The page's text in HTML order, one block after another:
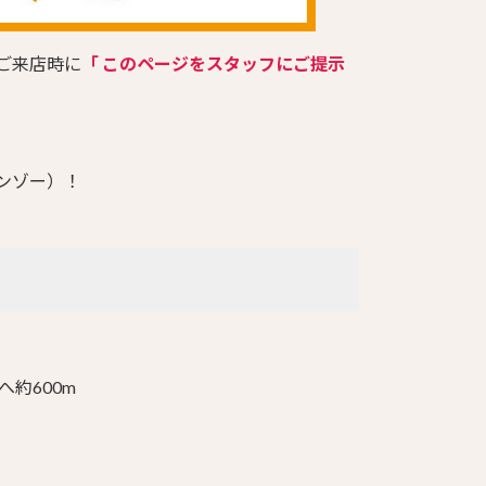
来店時に 「 このページをスタッフにご提示
ゾー）！
約600m